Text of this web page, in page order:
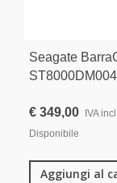
Seagate
ST8000DM004
€ 349,00 IVA incl.
Disponibile
Aggiungi al